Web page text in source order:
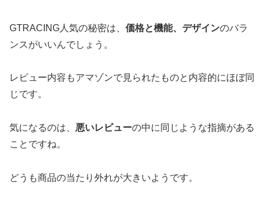
GTRACING人気の秘密は、 価格と機能、デザインのバラ
ンスがいいんでしょう。
レビュー内容もアマゾンで見られたものと内容的にほぼ同
じです。
気になるのは、 悪いレビューの中に同じような指摘がある
ことですね。
どうも商品の当たり外れが大きいようです。